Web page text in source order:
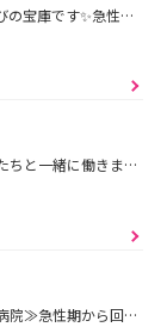
急性期って大変そう？実は学びの宝庫です✨急性期、気になるその気持ち大歓迎😆SUMMER EVENTで実際の看護を見て＆体験してみよう‼
看護は元気をリレーする！私たちと一緒に働きませんか？インターンシップ開催決定！
≪地域に愛され、信頼される病院≫急性期から回復期、在宅支援まで❕幅広く学べる環境で一緒に働きませんか？🏥🌟就業体験・見学会受付中です🌟